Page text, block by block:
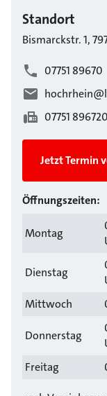
Standort
Bismarckstr.1,
07751 89670
07751 896720
Jetzt Termin
Öffnungszeiten:
Montag
Dienstag
Mittwoch
Donnerstag
Freitag